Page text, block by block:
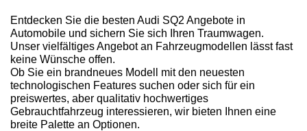
Entdecken Sie die besten Audi SQ2 Angebote in
Automobile und sichern Sie sich Ihren Traumwagen.
Unser vielfältiges Angebot an Fahrzeugmodellen lässt fast
keine Wünsche offen.
Ob Sie ein brandneues Modell mit den neuesten
technologischen Features suchen oder sich für ein
preiswertes, aber qualitativ hochwertiges
Gebrauchtfahrzeug interessieren, wir bieten Ihnen eine
breite Palette an Optionen.